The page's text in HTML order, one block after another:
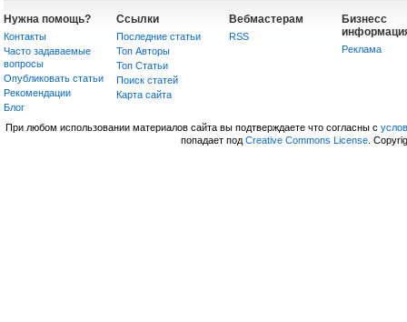
Нужна помощь?
Контакты
Часто задаваемые
вопросы
Опубликовать статьи
Рекомендации
Блог
Ссылки
Последние статьи
Топ Авторы
Топ Статьи
Поиск статей
Карта сайта
Вебмастерам
RSS
Бизнесс
Реклама
При любом использовании материалов сайта вы подтверждаете что согласны с
попадает под Creative Commons License.